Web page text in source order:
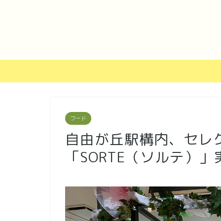
フード
自由が丘駅構内、セレ
「SORTE（ソルテ）